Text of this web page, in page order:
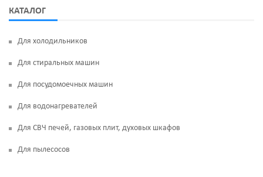
КАТАЛОГ
Для холодильников
Для стиральных машин
Для посудомоечных машин
Для водонагревателей
Для СВЧ печей, газовых плит, духовых шкафов
Для пылесосов